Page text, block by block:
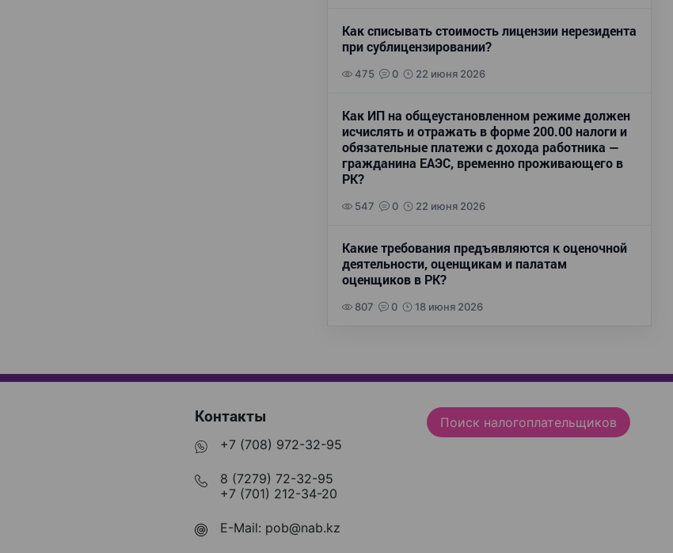
Как списывать стоимость лицензии нерезидента
при сублицензировании?
475 0 22 июня 2026
Как ИП на общеустановленном режиме должен
исчислять и отражать в форме 200.00 налоги и
обязательные платежи с дохода работника —
гражданина ЕАЭС, временно проживающего в
РК?
547 0 22 июня 2026
Какие требования предъявляются к оценочной
деятельности, оценщикам и палатам
оценщиков в РК?
807 0 18 июня 2026
Контакты
+7 (708) 972-32-95
8 (7279) 72-32-95
+7 (701) 212-34-20
E-Mail: pob@nab.kz
Поиск налогоплательщиков